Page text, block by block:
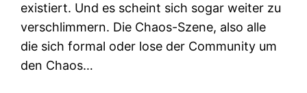
existiert. Und es scheint sich sogar weiter zu
verschlimmern. Die Chaos-Szene, also alle
die sich formal oder lose der Community um
den Chaos…